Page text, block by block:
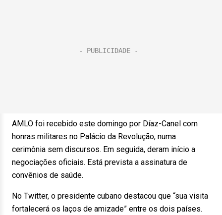
AMLO foi recebido este domingo por Díaz-Canel com
honras militares no Palácio da Revolução, numa
cerimônia sem discursos. Em seguida, deram início a
negociações oficiais. Está prevista a assinatura de
convênios de saúde.
No Twitter, o presidente cubano destacou que “sua visita
fortalecerá os laços de amizade” entre os dois países.